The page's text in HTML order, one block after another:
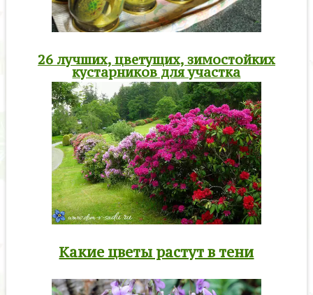
26 лучших, цветущих, зимостойких
кустарников для участка
Какие цветы растут в тени